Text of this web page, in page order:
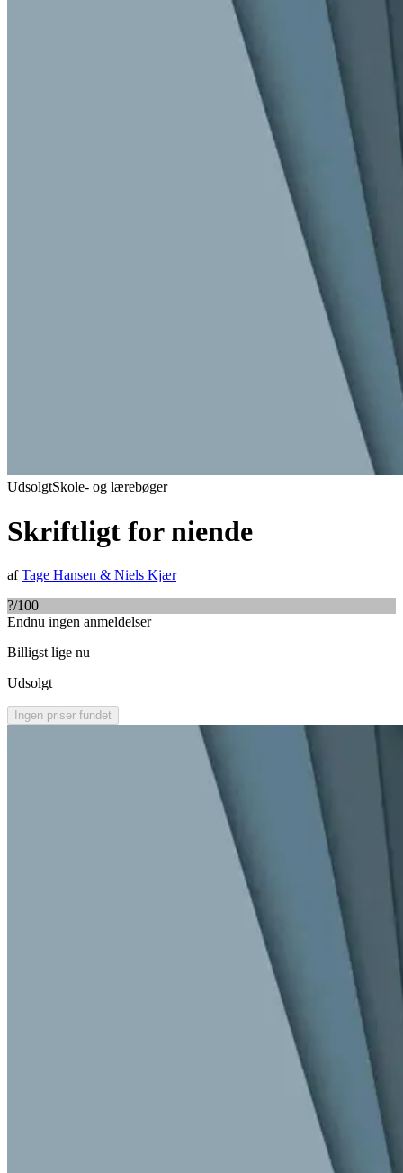
UdsolgtSkole- og lærebøger
Skriftligt for niende
afTage Hansen & Niels Kjær
?/100
Endnu ingen anmeldelser
Billigst lige nu
Udsolgt
Ingen priser fundet